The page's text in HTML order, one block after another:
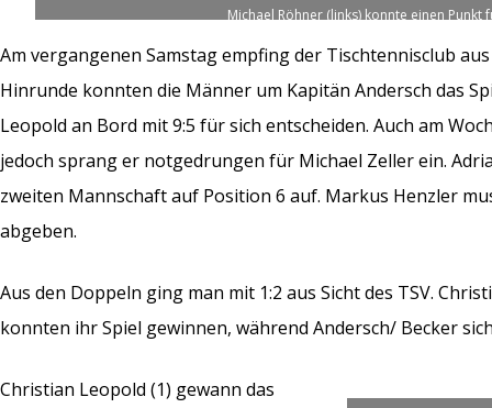
Michael Röhner (links) konnte einen Punkt
Am vergangenen Samstag empfing der Tischtennisclub
Hinrunde konnten die Männer um Kapitän Andersch das
Leopold an Bord mit 9:5 für sich entscheiden. Auch am
jedoch sprang er notgedrungen für Michael Zeller ein.
zweiten Mannschaft auf Position 6 auf. Markus Henzler
abgeben.
Aus den Doppeln ging man mit 1:2 aus Sicht des TSV.
konnten ihr Spiel gewinnen, während Andersch/ Becker
Christian Leopold (1) gewann das